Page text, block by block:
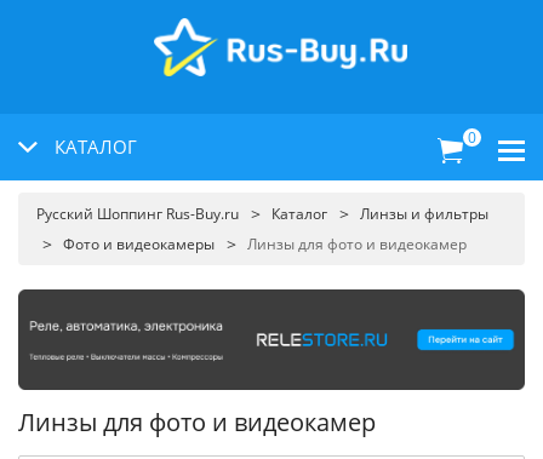
КАТАЛОГ 0
Русский Шоппинг Rus-Buy.ru Каталог
Линзы и фильтры
Фото и видеокамеры
Линзы для фото и видеокамер
Линзы для фото и видеокамер